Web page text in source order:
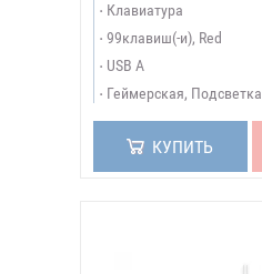
Клавиатура
99клавиш(-и), Red
USB A
Геймерская, Подсветка
КУПИТЬ